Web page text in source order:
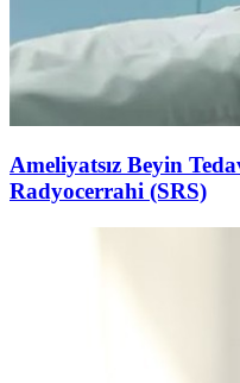
Ameliyatsız Beyin
Radyocerrahi (SRS)